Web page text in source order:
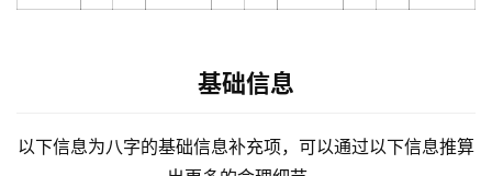
基础信息
以下信息为八字的基础信息补充项，可以通过以下信息推算